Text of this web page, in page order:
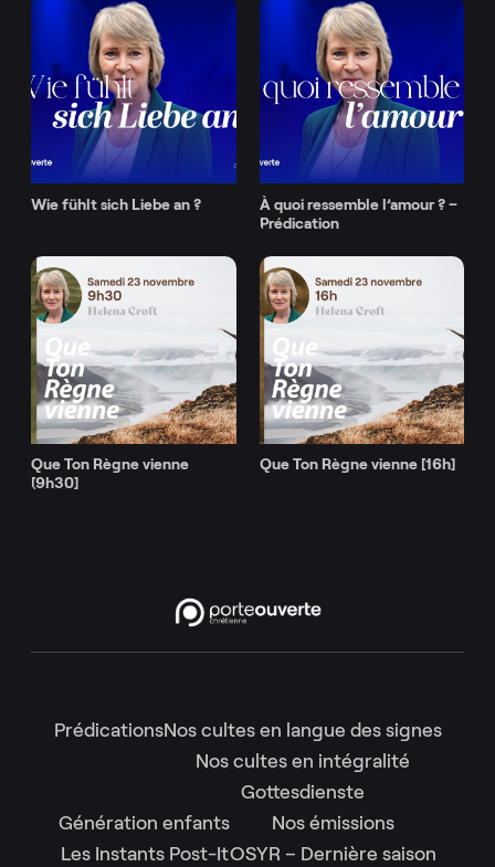
Wie fühlt sich Liebe an ?
À quoi ressemble l’amour ? –
Prédication
Que Ton Règne vienne
[9h30]
Que Ton Règne vienne [16h]
PrédicationsNos cultes en langue des signes
Nos cultes en intégralité
Gottesdienste
Génération enfants
Les Instants Post-It
Nos émissions
OSYR – Dernière saison